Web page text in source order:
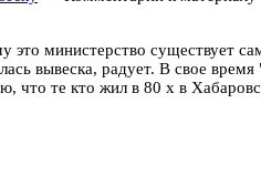
министерство существует
вывеска, радует. В свое время
те кто жил в 80 х в